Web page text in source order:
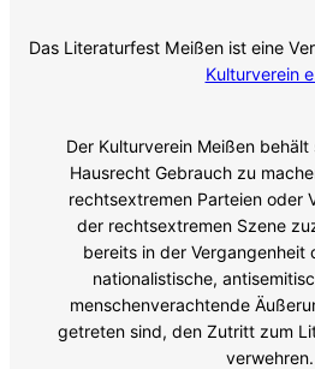
Das Literaturfest Meißen ist eine
Kulturverein
Der Kulturverein Meißen
Hausrecht Gebrauch zu
rechtsextremen Parteien oder
der rechtsextremen Szene
bereits in der Vergangenheit
nationalistische,
menschenverachtende
getreten sind, den Zutritt zum
verwehren.